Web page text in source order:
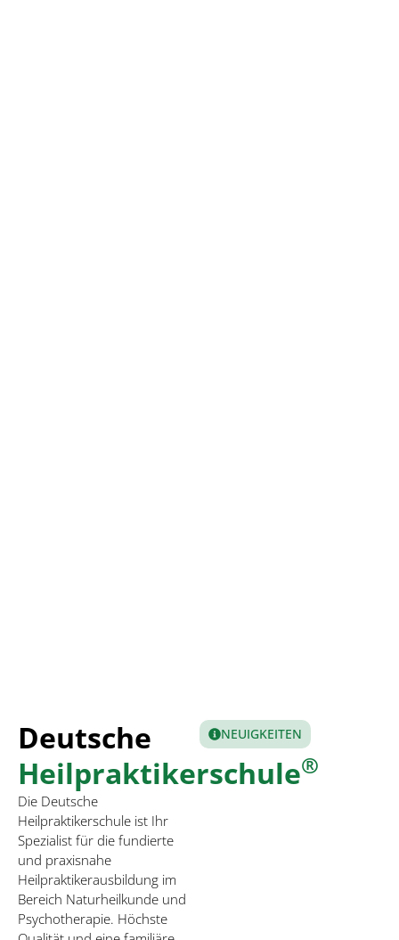
Deutsche
Heilpraktikerschule®
Die Deutsche
Heilpraktikerschule ist Ihr
Spezialist für die fundierte
und praxisnahe
Heilpraktikerausbildung im
Bereich Naturheilkunde und
Psychotherapie. Höchste
NEUIGKEITEN